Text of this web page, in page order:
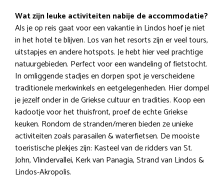
Wat zijn leuke activiteiten nabije de accommodatie?
Als je op reis gaat voor een vakantie in Lindos hoef je niet
in het hotel te blijven. Los van het resorts zijn er veel tours,
uitstapjes en andere hotspots. Je hebt hier veel prachtige
natuurgebieden. Perfect voor een wandeling of fietstocht.
In omliggende stadjes en dorpen spot je verscheidene
traditionele merkwinkels en eetgelegenheden. Hier dompel
je jezelf onder in de Griekse cultuur en tradities. Koop een
kadootje voor het thuisfront, proef de echte Griekse
keuken. Rondom de stranden/meren bieden ze unieke
activiteiten zoals parasailen & waterfietsen. De mooiste
toeristische plekjes zijn: Kasteel van de ridders van St.
John, Vlindervallei, Kerk van Panagia, Strand van Lindos &
Lindos-Akropolis.